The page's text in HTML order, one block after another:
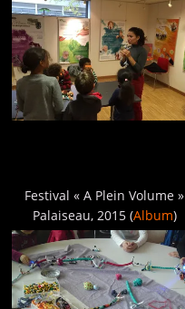
Festival « A Plein Volume »
Palaiseau, 2015 (Album)